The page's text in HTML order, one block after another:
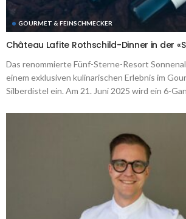
GOURMET & FEINSCHMECKER
Château Lafite Rothschild-Dinner in der
Das renommierte Fünf-Sterne-Resort
einem exklusiven kulinarischen Erlebnis im
Silberdistel ein. Am 21. Juni 2025 wird ein 6-